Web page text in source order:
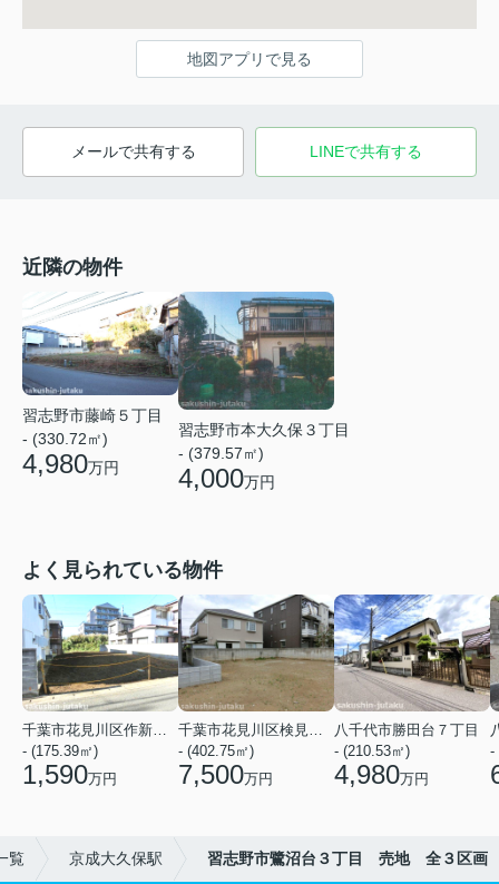
地図アプリで見る
メールで共有する LINEで共有する
近隣の物件
習志野市藤崎５丁目
- (330.72㎡)
4,980万円
習志野市本大久保３丁目
- (379.57㎡)
4,000万円
よく見られている物件
- (175.39㎡)
1,590万円
- (402.75㎡)
7,500万円
八千代市勝田台７丁目
- (210.53㎡)
4,980万円
-
覧 京成大久保駅 習志野市鷺沼台３丁目 売地 全３区画